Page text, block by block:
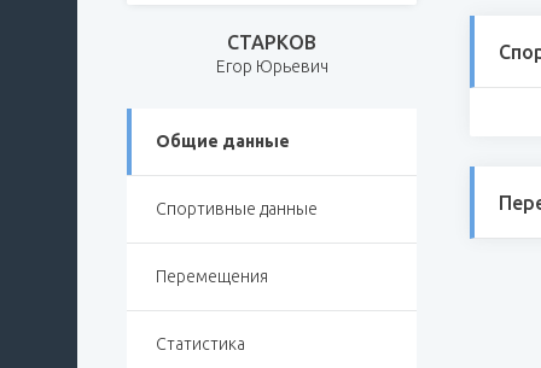
СТАРКОВ
Егор Юрьевич
Общие данные
Спортивные данные
Перемещения
Статистика